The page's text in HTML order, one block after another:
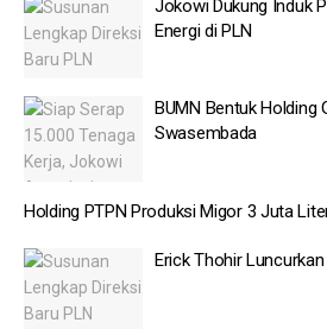
Jokowi Dukung Induk
Energi di PLN
BUMN Bentuk Holding
Swasembada
Holding PTPN Produksi Migor 3 Juta
Erick Thohir